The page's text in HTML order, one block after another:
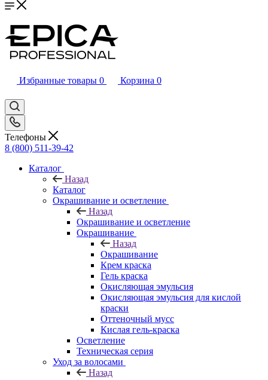
Избранные товары 0 Корзина 0
Телефоны
8 (800) 511-39-42
Каталог
Назад
Каталог
Окрашивание и осветление
Назад
Окрашивание и осветление
Окрашивание
Назад
Окрашивание
Крем краска
Гель краска
Окисляющая эмульсия
Окисляющая эмульсия для кислой
краски
Оттеночный мусс
Кислая гель-краска
Осветление
Техническая серия
Уход за волосами
Назад